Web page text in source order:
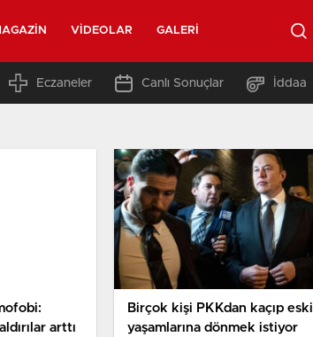
VIDEOLAR GALERI
Eczaneler Canlı Sonuçlar İddaa
arttı
Birçok kişi PKKdan kaçıp eski
yaşamlarına dönmek istiyor